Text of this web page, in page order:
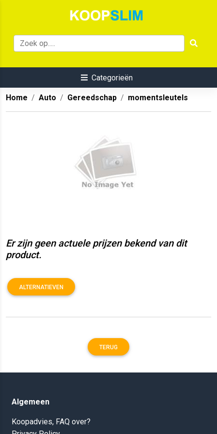
Categorieën
Home Auto Gereedschap momentsleutels
Er zijn geen actuele prijzen bekend van dit
product.
ALTERNATIEVEN
TERUG
Algemeen
Koopadvies, FAQ over?